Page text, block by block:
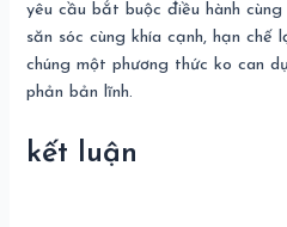
yêu cầu bắt buộc điều hành
săn sóc cùng khía cạnh, hạn chế
chúng một phương thức ko can
phản bản lĩnh.
kết luận